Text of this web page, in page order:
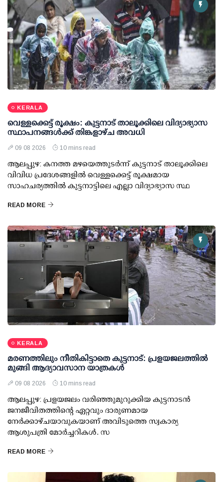
KERALA
വെള്ളക്കെട്ട് രൂക്ഷം: കുട്ടനാട് താലൂക്കിലെ വിദ്യാഭ്യാസ
സ്ഥാപനങ്ങള്‍ക്ക് തിങ്കളാഴ്ച അവധി
09 08 2026 10 mins read
ആലപ്പുഴ: കനത്ത മഴയെത്തുടര്‍ന്ന് കുട്ടനാട് താലൂക്കിലെ
വിവിധ പ്രദേശങ്ങളില്‍ വെള്ളക്കെട്ട് രൂക്ഷമായ
സാഹചര്യത്തില്‍ കുട്ടനാട്ടിലെ എല്ലാ വിദ്യാഭ്യാസ സ്ഥ
READ MORE
KERALA
മരണത്തിലും നീതികിട്ടാതെ കുട്ടനാട്: പ്രളയജലത്തില്‍
മുങ്ങി ആദ്യാവസാന യാത്രകള്‍
09 08 2026 10 mins read
ആലപ്പുഴ: പ്രളയജലം വരിഞ്ഞുമുറുക്കിയ കുട്ടനാടന്‍
ജനജീവിതത്തിന്റെ ഏറ്റവും ദാരുണമായ
നേര്‍ക്കാഴ്ചയാവുകയാണ് അവിടുത്തെ സ്വകാര്യ
ആശുപത്രി മോര്‍ച്ചറികള്‍. സ
READ MORE